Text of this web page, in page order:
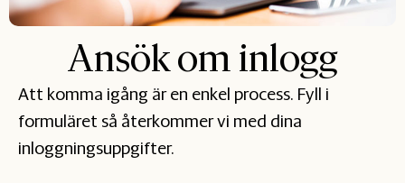
Ansök om inlogg
Att komma igång är en enkel process. Fyll i
formuläret så återkommer vi med dina
inloggningsuppgifter.